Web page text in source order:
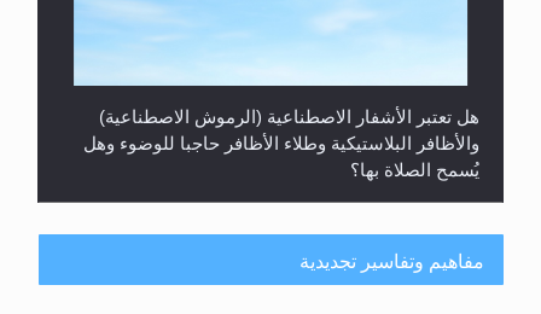
هل تعتبر الأشفار الاصطناعية (الرموش الاصطناعية)
والأظافر البلاستيكية وطلاء الأظافر حاجبا للوضوء وهل
يُسمح الصلاة بها؟
مفاهيم وتفاسير تجديدية